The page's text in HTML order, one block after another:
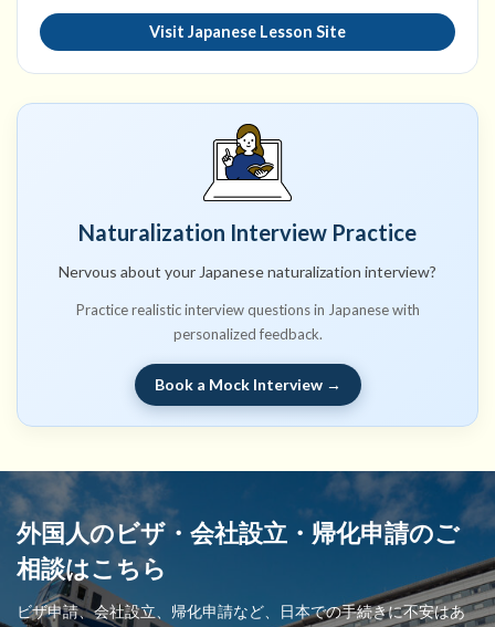
Visit Japanese Lesson Site
Naturalization Interview Practice
Nervous about your Japanese naturalization interview?
Practice realistic interview questions in Japanese with
personalized feedback.
Book a Mock Interview →
外国人のビザ・会社設立・帰化申請のご
相談はこちら
ビザ申請、会社設立、帰化申請など、日本での手続きに不安はあ